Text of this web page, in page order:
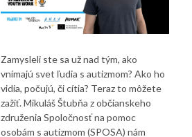
Zamysleli ste sa už nad tým, ako
vnímajú svet ľudia s autizmom? Ako ho
vidia, počujú, či cítia? Teraz to môžete
zažiť. Mikuláš Štubňa z občianskeho
združenia Spoločnosť na pomoc
osobám s autizmom (SPOSA) nám